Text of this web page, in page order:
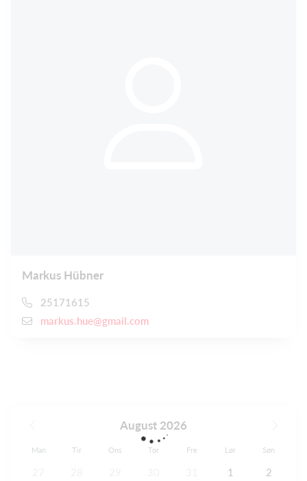
Markus Hübner
25171615
markus.hue@gmail.com
August 2026
Man Tir Ons Tor Fre Lør Søn
1 2